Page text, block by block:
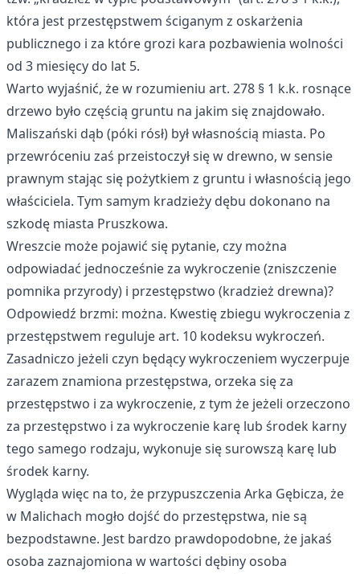
która jest przestępstwem ściganym z oskarżenia
publicznego i za które grozi kara pozbawienia wolności
od 3 miesięcy do lat 5.
Warto wyjaśnić, że w rozumieniu art. 278 § 1 k.k. rosnące
drzewo było częścią gruntu na jakim się znajdowało.
Maliszański dąb (póki rósł) był własnością miasta. Po
przewróceniu zaś przeistoczył się w drewno, w sensie
prawnym stając się pożytkiem z gruntu i własnością jego
właściciela. Tym samym kradzieży dębu dokonano na
szkodę miasta Pruszkowa.
Wreszcie może pojawić się pytanie, czy można
odpowiadać jednocześnie za wykroczenie (zniszczenie
pomnika przyrody) i przestępstwo (kradzież drewna)?
Odpowiedź brzmi: można. Kwestię zbiegu wykroczenia z
przestępstwem reguluje art. 10 kodeksu wykroczeń.
Zasadniczo jeżeli czyn będący wykroczeniem wyczerpuje
zarazem znamiona przestępstwa, orzeka się za
przestępstwo i za wykroczenie, z tym że jeżeli orzeczono
za przestępstwo i za wykroczenie karę lub środek karny
tego samego rodzaju, wykonuje się surowszą karę lub
środek karny.
Wygląda więc na to, że przypuszczenia Arka Gębicza, że
w Malichach mogło dojść do przestępstwa, nie są
bezpodstawne. Jest bardzo prawdopodobne, że jakaś
osoba zaznajomiona w wartości dębiny osoba